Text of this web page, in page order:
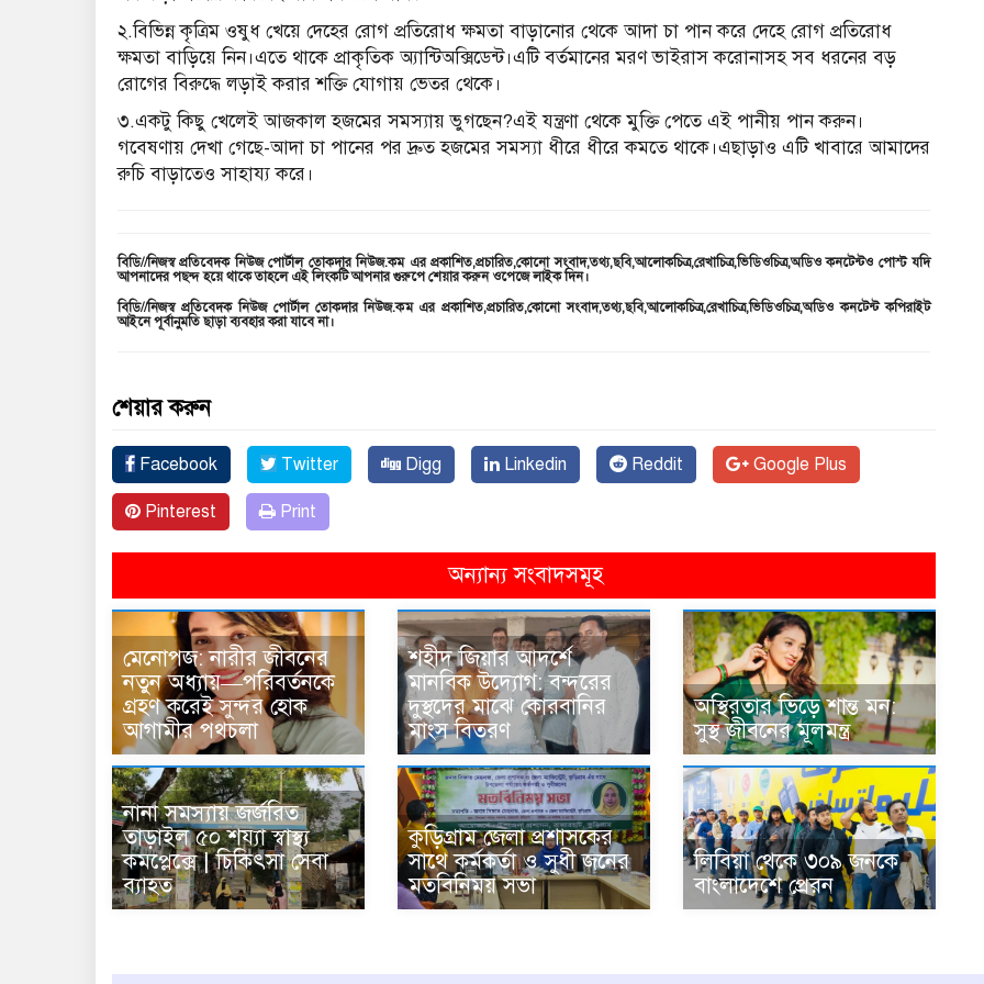
২.বিভিন্ন কৃত্রিম ওষুধ খেয়ে দেহের রোগ প্রতিরোধ ক্ষমতা বাড়ানোর থেকে আদা চা পান করে দেহে রোগ প্রতিরোধ
ক্ষমতা বাড়িয়ে নিন।এতে থাকে প্রাকৃতিক অ্যান্টিঅক্সিডেন্ট।এটি বর্তমানের মরণ ভাইরাস করোনাসহ সব ধরনের বড়
রোগের বিরুদ্ধে লড়াই করার শক্তি যোগায় ভেতর থেকে।
৩.একটু কিছু খেলেই আজকাল হজমের সমস্যায় ভুগছেন?এই যন্ত্রণা থেকে মুক্তি পেতে এই পানীয় পান করুন।
গবেষণায় দেখা গেছে-আদা চা পানের পর দ্রুত হজমের সমস্যা ধীরে ধীরে কমতে থাকে।এছাড়াও এটি খাবারে আমাদের
রুচি বাড়াতেও সাহায্য করে।
বিডি//নিজস্ব প্রতিবেদক নিউজ পোর্টাল তোকদার নিউজ.কম এর প্রকাশিত,প্রচারিত,কোনো সংবাদ,তথ্য,ছবি,আলোকচিত্র,রেখাচিত্র,ভিডিওচিত্র,অডিও কনটেন্টও পোস্ট যদি
আপনাদের পছন্দ হয়ে থাকে তাহলে এই লিংকটি আপনার গুরুপে শেয়ার করুন ওপেজে লাইক দিন।
বিডি//নিজস্ব প্রতিবেদক নিউজ পোর্টাল তোকদার নিউজ.কম এর প্রকাশিত,প্রচারিত,কোনো সংবাদ,তথ্য,ছবি,আলোকচিত্র,রেখাচিত্র,ভিডিওচিত্র,অডিও কনটেন্ট কপিরাইট
আইনে পূর্বানুমতি ছাড়া ব্যবহার করা যাবে না।
শেয়ার করুন
Facebook Twitter Digg Linkedin Reddit Google Plus
Pinterest Print
অন্যান্য সংবাদসমূহ
মেনোপজ: নারীর জীবনের
নতুন অধ্যায়—পরিবর্তনকে
গ্রহণ করেই সুন্দর হোক
আগামীর পথচলা
‎শহীদ জিয়ার আদর্শে
মানবিক উদ্যোগ: বন্দরের
দুস্থদের মাঝে কোরবানির
মাংস বিতরণ
অস্থিরতার ভিড়ে শান্ত মন:
সুস্থ জীবনের মূলমন্ত্র
নানা সমস্যায় জর্জরিত
তাড়াইল ৫০ শয্যা স্বাস্থ্য
কমপ্লেক্সে | চিকিৎসা সেবা
ব্যাহত
কুড়িগ্রাম জেলা প্রশাসকের
সাথে কর্মকর্তা ও সুধী জনের
মতবিনিময় সভা
লিবিয়া থেকে ৩০৯ জনকে
বাংলাদেশে প্রেরন